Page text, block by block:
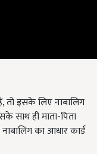
इसके लिए नाबालिग
साथ ही माता-पिता
का आधार कार्ड